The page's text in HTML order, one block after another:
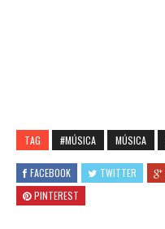
TAG #MÚSICA MÚSICA
FACEBOOK TWITTER
PINTEREST